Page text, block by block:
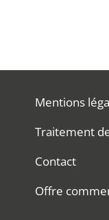
Mentions
Traitement
Contact
Offre